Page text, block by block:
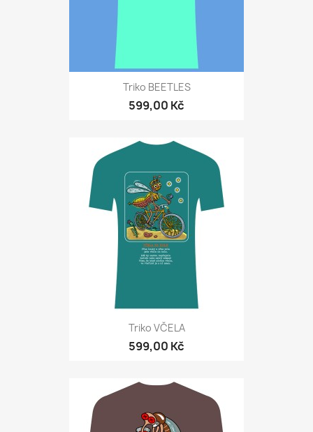
Triko BEETLES
599,00 Kč
Triko VČELA
599,00 Kč